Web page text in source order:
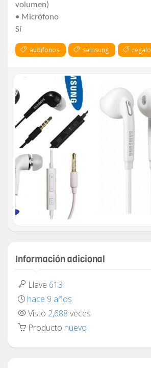
volumen)
• Micrófono
Sí
audifonos samsung regalo
Información adicional
Llave 613
hace 9 años
Visto 2,688 veces
Producto nuevo